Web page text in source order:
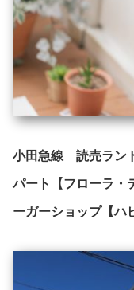
小田急線 読売ラン
パート【フローラ・
ーガーショップ【ハ